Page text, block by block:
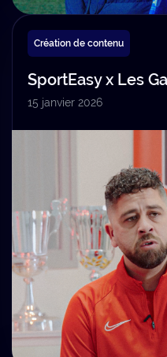
Création de contenu
SportEasy x Les
15 janvier 2026